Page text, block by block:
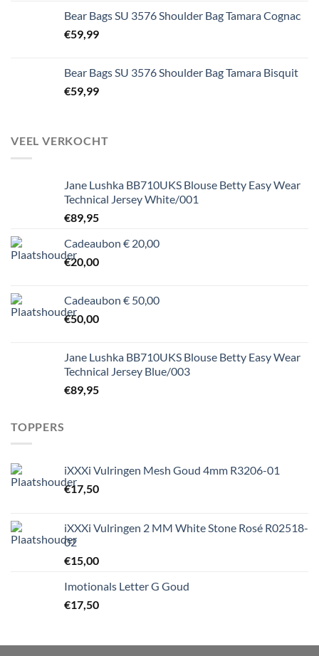
Bear Bags SU 3576 Shoulder Bag Tamara Cognac
€59,99
Bear Bags SU 3576 Shoulder Bag Tamara Bisquit
€59,99
VEEL VERKOCHT
Jane Lushka BB710UKS Blouse Betty Easy Wear
Technical Jersey White/001
€89,95
Cadeaubon € 20,00
€20,00
Cadeaubon € 50,00
€50,00
Jane Lushka BB710UKS Blouse Betty Easy Wear
Technical Jersey Blue/003
€89,95
TOPPERS
iXXXi Vulringen Mesh Goud 4mm R3206-01
€17,50
iXXXi Vulringen 2 MM White Stone Rosé R02518-
02
€15,00
Imotionals Letter G Goud
€17,50